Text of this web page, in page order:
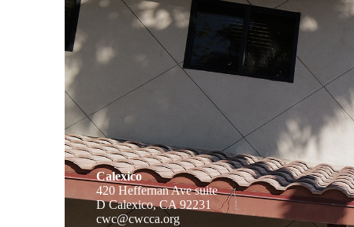
Calexico
420 Heffernan Ave suite
D Calexico, CA 92231
cwc@cwcca.org